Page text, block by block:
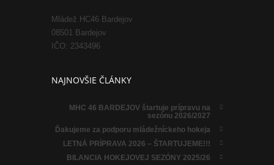
Mládež HC46 Bardejov
08501 Bardejov
IČO: 2343496
NAJNOVŠIE ČLÁNKY
MHC 46 BARDEJOV štartuje prípravu na
sezónu 2026/2027
Ďakujeme za podporu mládežníckeho hokeja
LETNÁ PRÍPRAVA 2026 – ŠTARTUJEME!!!
BILANCIA HOKEJOVEJ SEZÓNY 2025/26